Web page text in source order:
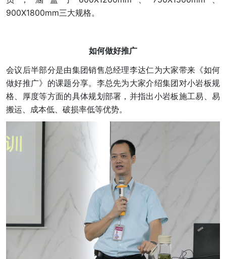
900X1800mm三大规格。
如何做好推广
会议后半部分是由集团销售总经理李达仁为大家带来《如何
做好推广》的课题分享。李总先为大家介绍集团对小岩板规
格、厚度等方面的具体规划部署，并指出小岩板施工易、易
搬运、成本低、破损率低等优势。